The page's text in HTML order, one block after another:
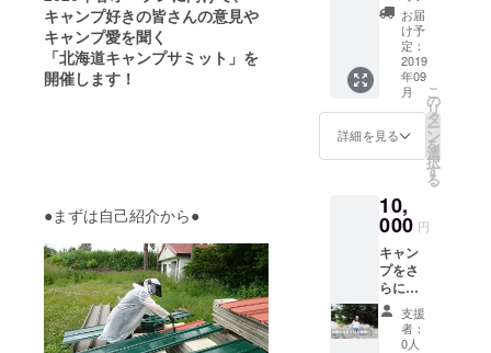
キャンプ好きの皆さんの意見や
キャンプ愛を聞く
「北海道キャンプサミット」を
開催します！
●まずは自己紹介から●
らせて
いただ
きま
す。
めてお
礼の
メール
を送り
ます。
３）今
回の
キャン
マ：北
海道の
キャン
プ」議
事録を
メール
にて送
らせて
も気分
よく過
ごすこ
とがで
き、夏
の良い
思い出
となり
発声時
には、
藤本が
あなた
のもと
にシャ
ンパン
１本持
参し、
キャン
プでは
満足で
きない
方に最
適なプ
ランで
す。
１）聞
き上手
美と、
キャン
プ飯を
食べな
がらあ
なたの
話を聞
きま
す。恋
お届
け予
定：
2019
年09
月
詳細を見る
こ
の
リ
タ
ー
ン
を
選
択
す
る
10,
000 円
キャン
プをさ
らに楽
しく!あ
りきた
りな
支援
者：
0人